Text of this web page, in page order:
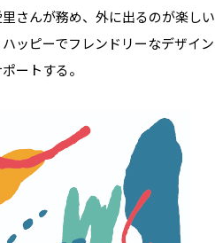
さんが務め、外に出るのが楽しい
ッピーでフレンドリーなデザイン
ートする。